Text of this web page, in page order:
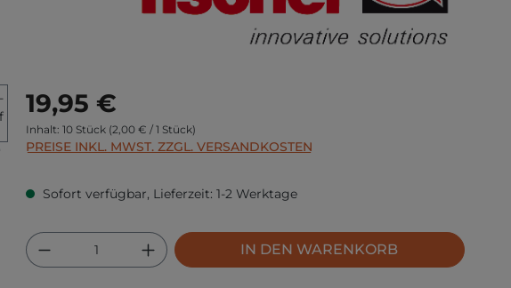
Regulärer Preis:
19,95 €
Inhalt: 10 Stück (2,00 € / 1 Stück)
PREISE INKL. MWST. ZZGL. VERSANDKOSTEN
Sofort verfügbar, Lieferzeit: 1-2 Werktage
Produkt Anzahl: Gib den gewünschten Wert
IN DEN WARENKORB